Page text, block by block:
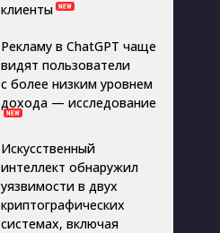
клиенты
Рекламу в ChatGPT чаще
видят пользователи
с более низким уровнем
дохода — исследование
Искусственный
интеллект обнаружил
уязвимости в двух
криптографических
системах, включая